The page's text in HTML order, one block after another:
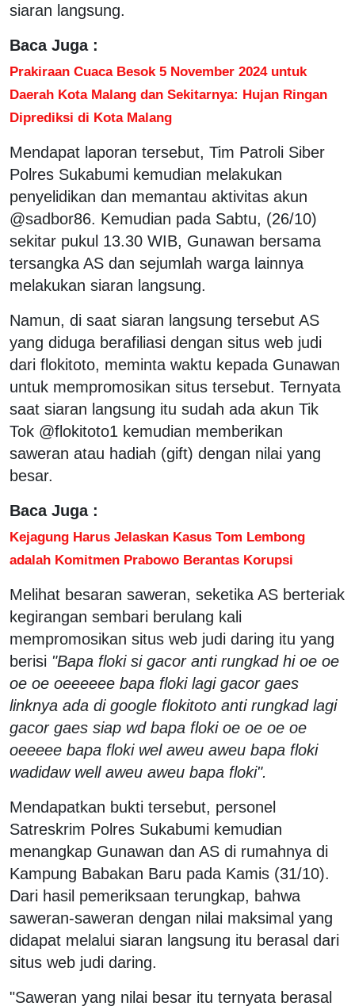
siaran langsung.
Baca Juga :
Prakiraan Cuaca Besok 5 November 2024 untuk
Daerah Kota Malang dan Sekitarnya: Hujan Ringan
Diprediksi di Kota Malang
Mendapat laporan tersebut, Tim Patroli Siber
Polres Sukabumi kemudian melakukan
penyelidikan dan memantau aktivitas akun
@sadbor86. Kemudian pada Sabtu, (26/10)
sekitar pukul 13.30 WIB, Gunawan bersama
tersangka AS dan sejumlah warga lainnya
melakukan siaran langsung.
Namun, di saat siaran langsung tersebut AS
yang diduga berafiliasi dengan situs web judi
dari flokitoto, meminta waktu kepada Gunawan
untuk mempromosikan situs tersebut. Ternyata
saat siaran langsung itu sudah ada akun Tik
Tok @flokitoto1 kemudian memberikan
saweran atau hadiah (gift) dengan nilai yang
besar.
Baca Juga :
Kejagung Harus Jelaskan Kasus Tom Lembong
adalah Komitmen Prabowo Berantas Korupsi
Melihat besaran saweran, seketika AS berteriak
kegirangan sembari berulang kali
mempromosikan situs web judi daring itu yang
berisi "Bapa floki si gacor anti rungkad hi oe oe
oe oe oeeeeee bapa floki lagi gacor gaes
linknya ada di google flokitoto anti rungkad lagi
gacor gaes siap wd bapa floki oe oe oe oe
oeeeee bapa floki wel aweu aweu bapa floki
wadidaw well aweu aweu bapa floki".
Mendapatkan bukti tersebut, personel
Satreskrim Polres Sukabumi kemudian
menangkap Gunawan dan AS di rumahnya di
Kampung Babakan Baru pada Kamis (31/10).
Dari hasil pemeriksaan terungkap, bahwa
saweran-saweran dengan nilai maksimal yang
didapat melalui siaran langsung itu berasal dari
situs web judi daring.
"Saweran yang nilai besar itu ternyata berasal